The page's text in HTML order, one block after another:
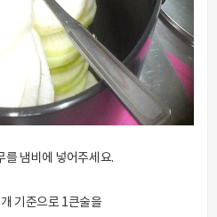
냄비에 넣어주세요.
기준으로 1큰술을